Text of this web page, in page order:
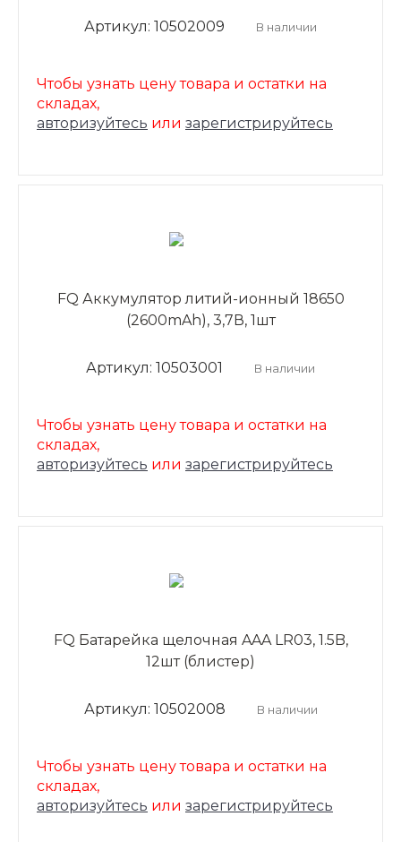
Артикул: 10502009 В наличии
Чтобы узнать цену товара и остатки на
складах,
авторизуйтесь или зарегистрируйтесь
FQ Аккумулятор литий-ионный 18650
(2600mAh), 3,7В, 1шт
Артикул: 10503001 В наличии
Чтобы узнать цену товара и остатки на
складах,
авторизуйтесь или зарегистрируйтесь
FQ Батарейка щелочная AAA LR03, 1.5B,
12шт (блистер)
Артикул: 10502008 В наличии
Чтобы узнать цену товара и остатки на
складах,
авторизуйтесь или зарегистрируйтесь